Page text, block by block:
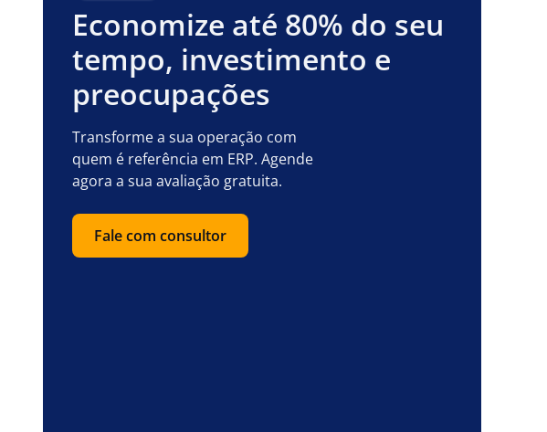
Economize até 80% do seu
tempo, investimento e
preocupações
Transforme a sua operação com
quem é referência em ERP. Agende
agora a sua avaliação gratuita.
Fale com consultor